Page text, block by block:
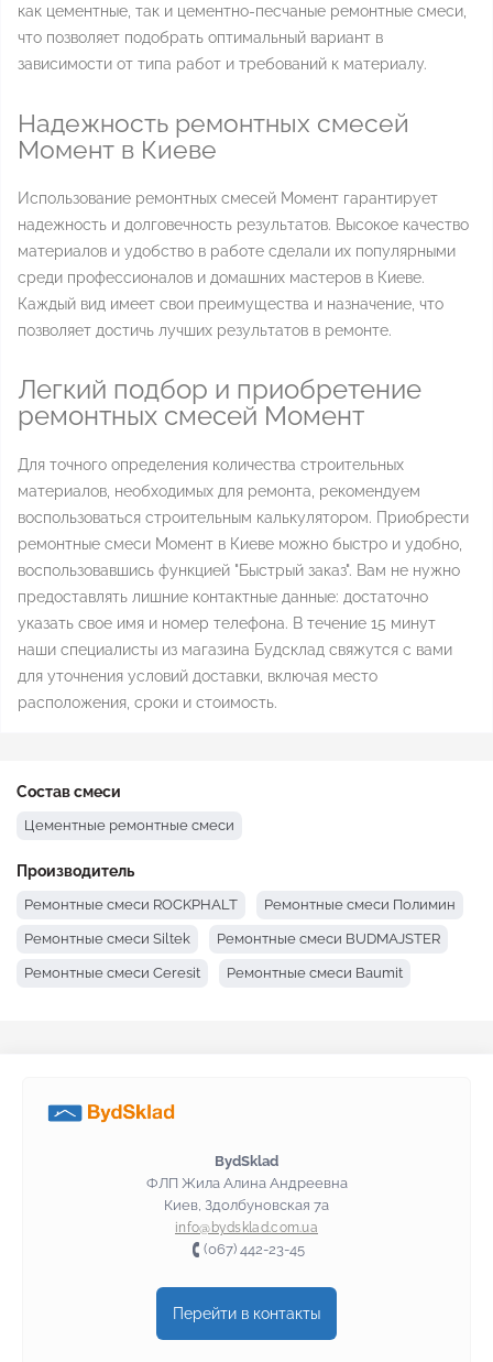
как цементные, так и цементно-песчаные ремонтные смеси,
что позволяет подобрать оптимальный вариант в
зависимости от типа работ и требований к материалу.
Надежность ремонтных смесей
Момент в Киеве
Использование ремонтных смесей Момент гарантирует
надежность и долговечность результатов. Высокое качество
материалов и удобство в работе сделали их популярными
среди профессионалов и домашних мастеров в Киеве.
Каждый вид имеет свои преимущества и назначение, что
позволяет достичь лучших результатов в ремонте.
Легкий подбор и приобретение
ремонтных смесей Момент
Для точного определения количества строительных
материалов, необходимых для ремонта, рекомендуем
воспользоваться строительным калькулятором. Приобрести
ремонтные смеси Момент в Киеве можно быстро и удобно,
воспользовавшись функцией "Быстрый заказ". Вам не нужно
предоставлять лишние контактные данные: достаточно
указать свое имя и номер телефона. В течение 15 минут
наши специалисты из магазина Будсклад свяжутся с вами
для уточнения условий доставки, включая место
расположения, сроки и стоимость.
Состав смеси
Цементные ремонтные смеси
Производитель
Ремонтные смеси ROCKPHALT Ремонтные смеси Полимин
Ремонтные смеси Siltek Ремонтные смеси BUDMAJSTER
Ремонтные смеси Ceresit Ремонтные смеси Baumit
BydSklad
ФЛП Жила Алина Андреевна
Киев, Здолбуновская 7а
info@bydsklad.com.ua
(067) 442-23-45
Перейти в контакты